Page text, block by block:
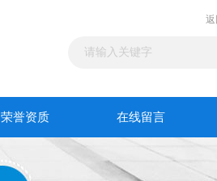
荣誉资质 在线留言